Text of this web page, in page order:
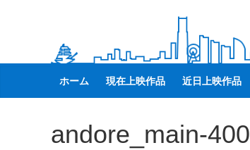
リ
ン
た
ホーム 現在上映作品 近日上映作品
andore_main-400